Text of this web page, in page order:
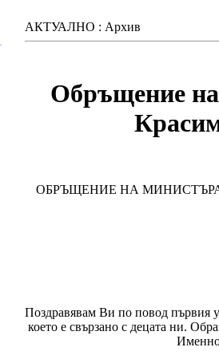
АКТУАЛНО : Архив
Обръщение на
ОБРЪЩЕНИЕ НА
Поздравявам Ви по повод първия
което е свързано с децата ни.
Именно